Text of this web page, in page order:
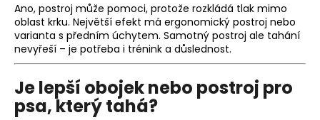
Ano, postroj může pomoci, protože rozkládá tlak mimo
oblast krku. Největší efekt má ergonomický postroj nebo
varianta s předním úchytem. Samotný postroj ale tahání
nevyřeší – je potřeba i trénink a důslednost.
Je lepší obojek nebo postroj pro
psa, který tahá?
e
t
e
n
a
j